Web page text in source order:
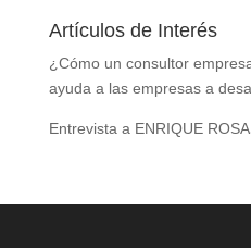
Artículos de Interés
¿Cómo un consultor
ayuda a las empresas a
Entrevista a ENRIQUE